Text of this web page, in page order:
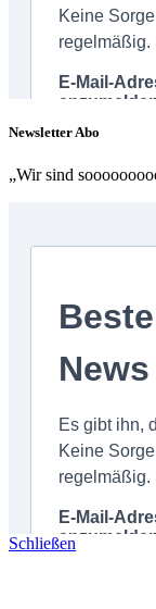
Newsletter Abo
„Wir sind
Schließen